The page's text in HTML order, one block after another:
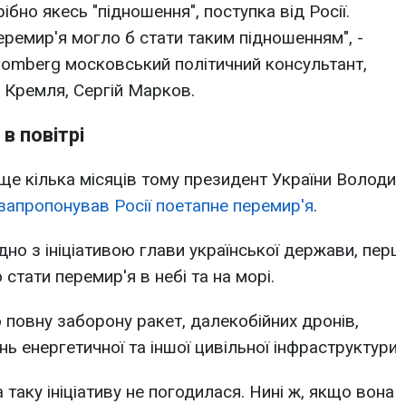
якесь "підношення", поступка від Росії.
могло б стати таким підношенням", -
московський політичний консультант,
Сергій Марков.
повітрі
кілька місяців тому президент України
Росії поетапне перемир'я.
з ініціативою глави української держави,
перемир'я в небі та на морі.
заборону ракет, далекобійних дронів,
енергетичної та іншої цивільної
таку ініціативу не погодилася. Нині ж, якщо вона